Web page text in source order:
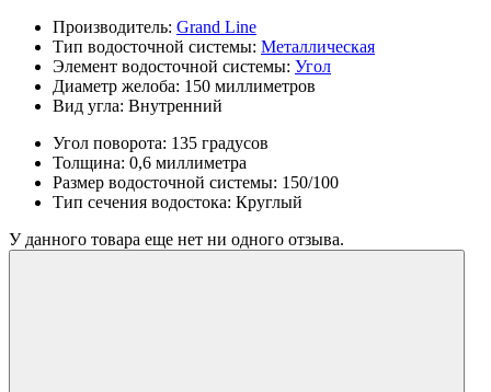
Производитель: Grand Line
Тип водосточной системы: Металлическая
Элемент водосточной системы: Угол
Диаметр желоба: 150 миллиметров
Вид угла: Внутренний
Угол поворота: 135 градусов
Толщина: 0,6 миллиметра
Размер водосточной системы: 150/100
Тип сечения водостока: Круглый
У данного товара еще нет ни одного отзыва.